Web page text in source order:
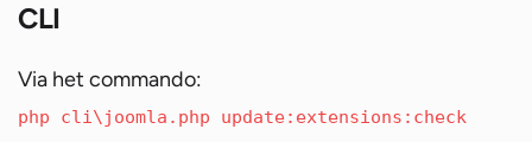
CLI
Via het commando:
php cli\joomla.php update:extensions:check